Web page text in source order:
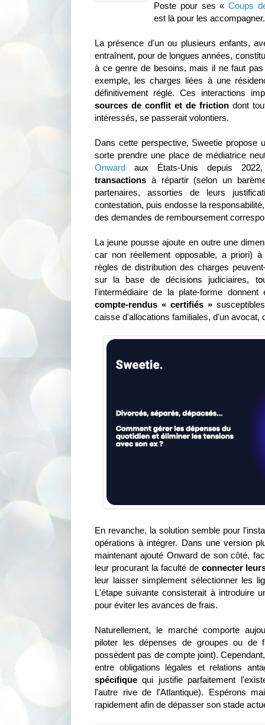
Poste pour ses «Coups
est là pour les accompagner.
La présence d'un ou plusieurs enfants,
entraînent, pour de longues années,
à ce genre de besoins, mais il ne faut
exemple, les charges liées à une
définitivement réglé. Ces interactions
sources de conflit et de friction dont
intéressés, se passerait volontiers.
Dans cette perspective, Sweetie propose
sorte prendre une place de médiatrice
Onward aux États-Unis depuis
transactions à répartir (selon un
partenaires, assorties de leurs
contestation, puis endosse la
des demandes de remboursement
La jeune pousse ajoute en outre une
car non réellement opposable, a priori)
règles de distribution des charges
sur la base de décisions judiciaires,
l'intermédiaire de la plate-forme
compte-rendus « certifiés »
caisse d'allocations familiales, d'un avocat,
En revanche, la solution semble pour
opérations à intégrer. Dans une version
maintenant ajouté Onward de son côté,
leur procurant la faculté de connecter
leur laisser simplement sélectionner les
L'étape suivante consisterait à introduire
pour éviter les avances de frais.
Naturellement, le marché comporte
piloter les dépenses de groupes ou de
possèdent pas de compte joint).
entre obligations légales et relations
spécifique qui justifie parfaitement
l'autre rive de l'Atlantique). Espérons
rapidement afin de dépasser son stade